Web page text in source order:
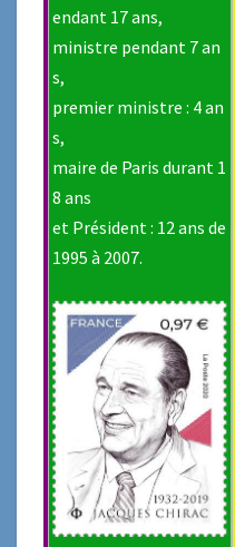
endant 17 ans,
ministre pendant 7 an
s,
premier ministre : 4 an
s,
maire de Paris durant 1
8 ans
et Président : 12 ans de
1995 à 2007.